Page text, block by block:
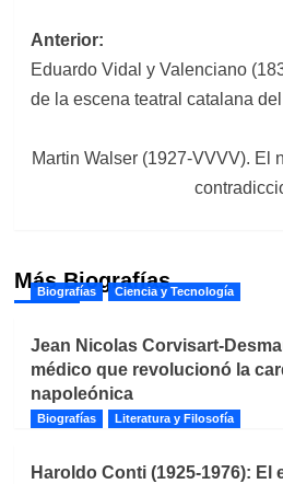
Navegación
de
Anterior:
Eduardo Vidal y Valenciano
de la escena teatral catalana
Martin Walser (1927-VVVV). El
Más Biografías
Biografías Ciencia y Tecnología
Jean Nicolas Corvisart-
médico que revolucionó la
napoleónica
Biografías Literatura y Filosofía
Haroldo Conti (1925-1976):